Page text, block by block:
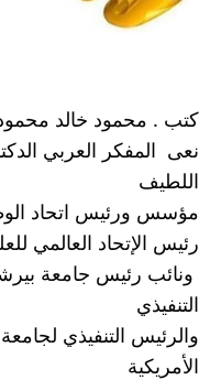
كتب . محمود خالد
اللطيف
مؤسس ورئيس اتحاد
رئيس الإتحاد العالمي
التنفيذي
الأمريكية